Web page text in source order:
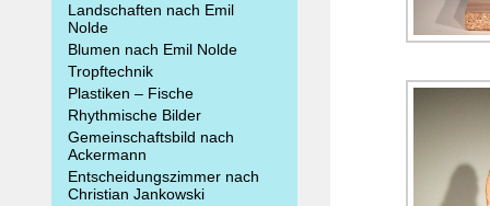
Landschaften nach Emil
Nolde
Blumen nach Emil Nolde
Tropftechnik
Plastiken – Fische
Rhythmische Bilder
Gemeinschaftsbild nach
Ackermann
Entscheidungszimmer nach
Christian Jankowski